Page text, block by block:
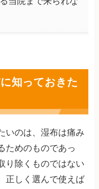
知っておきた
いのは、湿布は痛み
ためのものであっ
り除くものではない
正しく選んで使えば